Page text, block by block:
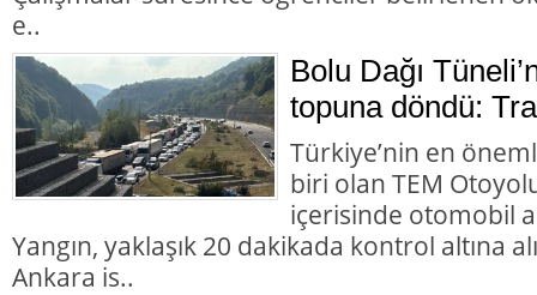
e..
Bolu Dağı
topuna döndü:
Türkiye’nin en
biri olan TEM
içerisinde otomobil
Yangın, yaklaşık 20 dakikada kontrol altına
Ankara is..